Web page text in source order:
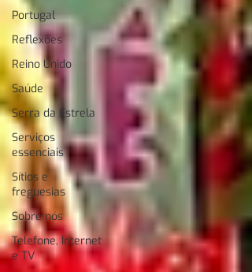
Portugal
Reflexões
Reino Unido
Saúde
Serra da Estrela
Serviços
essenciais
Sítios e
freguesias
Sobre nós
Telefone, Internet
e TV